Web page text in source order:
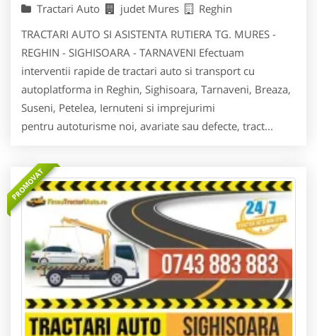
Tractari Auto judet Mures
Reghin
TRACTARI AUTO SI ASISTENTA RUTIERA TG. MURES -
REGHIN - SIGHISOARA - TARNAVENI Efectuam
interventii rapide de tractari auto si transport cu
autoplatforma in Reghin, Sighisoara, Tarnaveni, Breaza,
Suseni, Petelea, Iernuteni si imprejurimi
pentru autoturisme noi, avariate sau defecte, tract...
PROMOVAT